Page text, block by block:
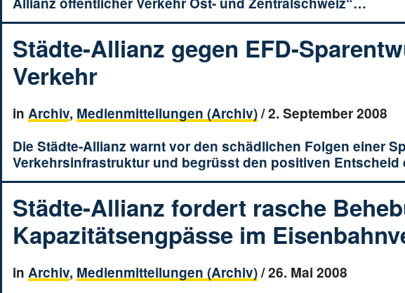
Städte-Allianz gegen EFD-
Verkehr
in Archiv, Medienmitteilungen (Archiv)/2. September 2008
Die Städte-Allianz warnt vor den schädlichen Folgen einer
Verkehrsinfrastruktur und begrüsst den positiven
Städte-Allianz fordert rasche
Kapazitätsengpässe im
in Archiv, Medienmitteilungen (Archiv)/26. Mai 2008